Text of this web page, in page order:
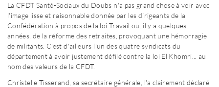
La CFDT Santé-Sociaux du Doubs n'a pas grand chose à voir avec
l'image lisse et raisonnable donnée par les dirigeants de la
Confédération à propos de la loi Travail ou, il y a quelques
années, de la réforme des retraites, provoquant une hémorragie
de militants. C'est d'ailleurs l'un des quatre syndicats du
département à avoir justement défilé contre la loi El Khomri... au
nom des valeurs de la CFDT.
Christelle Tisserand, sa secrétaire générale, l'a clairement déclaré